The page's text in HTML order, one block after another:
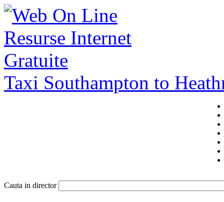
Taxi Southampton to
Cauta in director